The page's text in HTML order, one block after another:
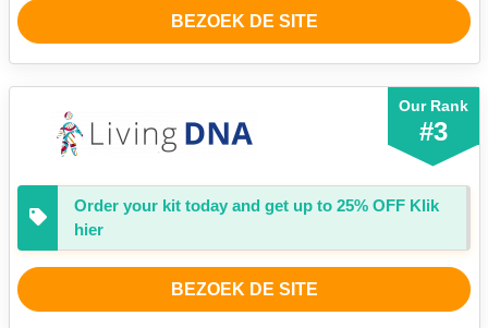
BEZOEK DE SITE
Our Rank
#3
Order your kit today and get up to25% OFF Klik
hier
BEZOEK DE SITE